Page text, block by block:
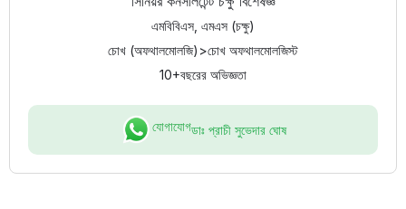
এমবিবিএস, এমএস (চক্ষু)
চোখ (অফথালমোলজি) >চোখ অফথালমোলজিস্ট
10+বছরের অভিজ্ঞতা
যোগাযোগডাঃ প্রাচী সুভেদার ঘোষ